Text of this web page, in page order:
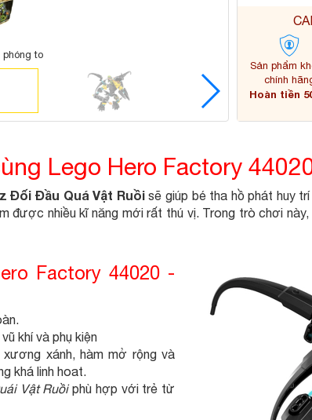
to
Sản phẩm
chính
Hoàn tiền
Lego Hero Factory
Đối Đầu Quá Vật Ruồisẽ giúp bé tha hồ phát huy
được nhiều kĩ năng mới rất thú vị. Trong trò chơi
Factory 44020 -
khí và phụ kiện
xánh, hàm mở rộng và
khá linh hoat.
Vật Ruồiphù hợp với trẻ từ